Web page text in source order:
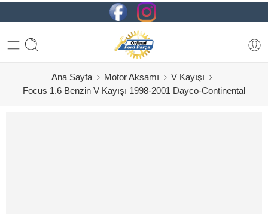
Ana Sayfa Motor Aksamı
V Kayışı
Focus 1.6 Benzin V Kayışı 1998-2001 Dayco-Continental